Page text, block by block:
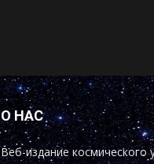
О НАС
Веб-издание космического